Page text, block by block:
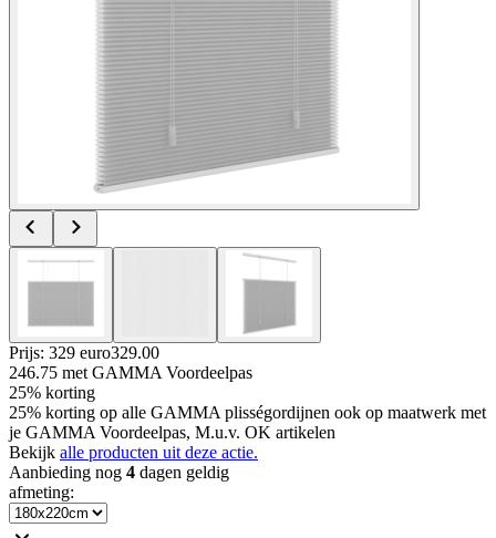
Prijs: 329 euro329.00
246.75 met GAMMA Voordeelpas
25% korting
25% korting op alle GAMMA plisségordijnen ook op maatwerk met
je GAMMA Voordeelpas, M.u.v. OK artikelen
Bekijk alle producten uit deze actie.
Aanbieding nog 4 dagen geldig
afmeting: